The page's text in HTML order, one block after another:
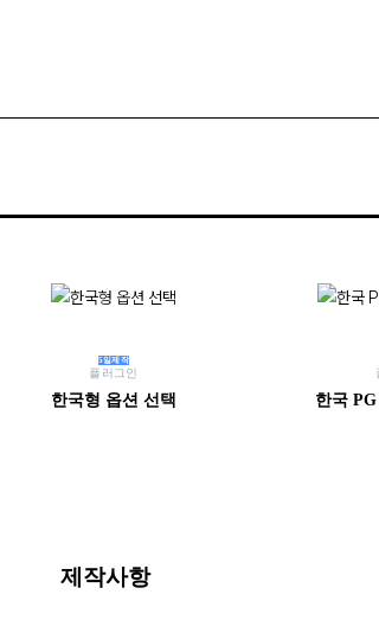
5일제작
플러그인
한국형 옵션 선택 한국
제작사항